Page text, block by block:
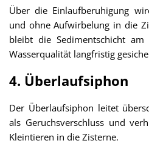
Über die Einlaufberuhigung
und ohne Aufwirbelung in die
bleibt die Sedimentschicht
Wasserqualität langfristig
4. Überlaufsiphon
Der Überlaufsiphon leitet
als Geruchsverschluss und
Kleintieren in die Zisterne.